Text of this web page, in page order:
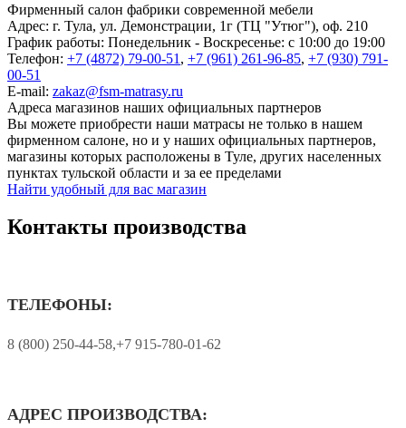
Фирменный салон фабрики современной мебели
Адрес: г. Тула, ул. Демонстрации, 1г (ТЦ "Утюг"), оф. 210
График работы: Понедельник - Воскресенье: с 10:00 до 19:00
Телефон: +7 (4872) 79-00-51 , +7 (961) 261-96-85, +7 (930) 791-
00-51
E-mail: zakaz@fsm-matrasy.ru
Адреса магазинов наших официальных партнеров
Вы можете приобрести наши матрасы не только в нашем
фирменном салоне, но и у наших официальных партнеров,
магазины которых расположены в Туле, других населенных
пунктах тульской области и за ее пределами
Найти удобный для вас магазин
Контакты производства
ТЕЛЕФОНЫ:
8 (800) 250-44-58,+7 915-780-01-62
АДРЕС ПРОИЗВОДСТВА: